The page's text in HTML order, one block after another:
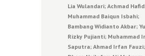
Lia Wulandari; Achmad
Muhammad Baiqun Isbahi;
Bambang Widianto Akbar;
Rizky Pujianti; Muhammad
Saputra; Ahmad Irfan